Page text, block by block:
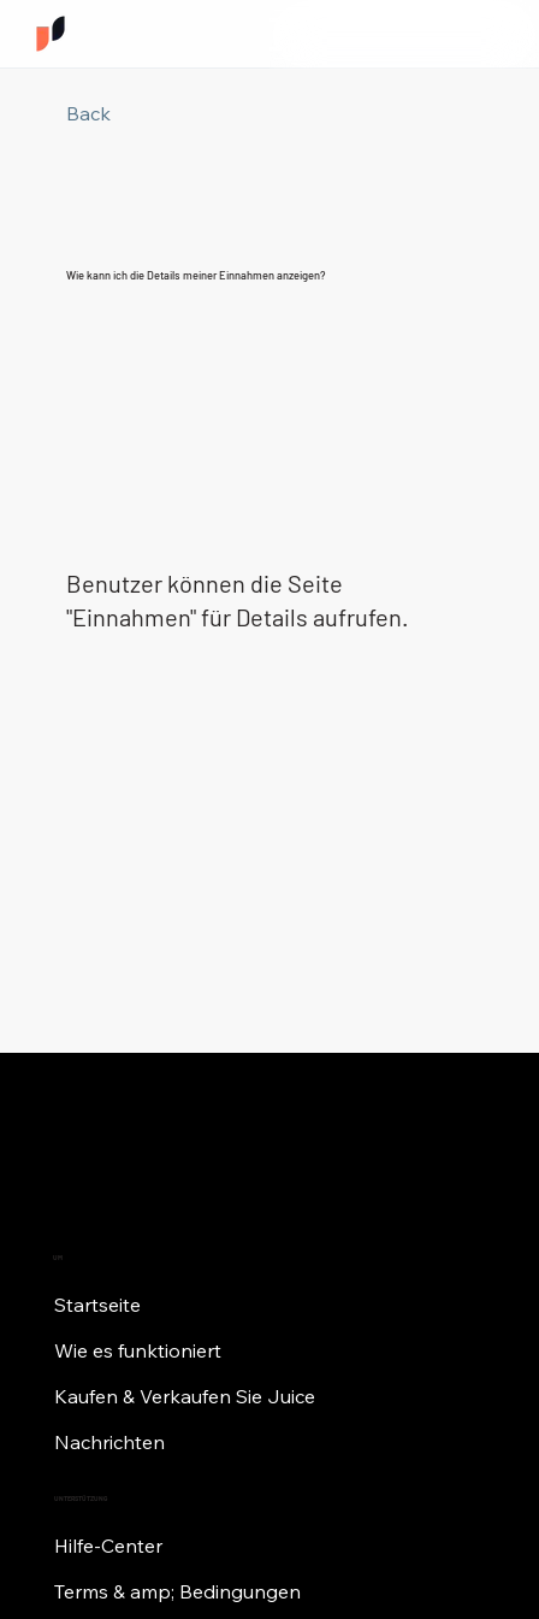
Wie kann ich die Details meiner Einnahmen anzeigen?
Back
Benutzer können die Seite
"Einnahmen" für Details aufrufen.
UNTERSTÜTZUNG
Hilfe-Center
Terms & amp; Bedingungen
UM
Startseite
Wie es funktioniert
Kaufen & Verkaufen Sie Juice
Nachrichten